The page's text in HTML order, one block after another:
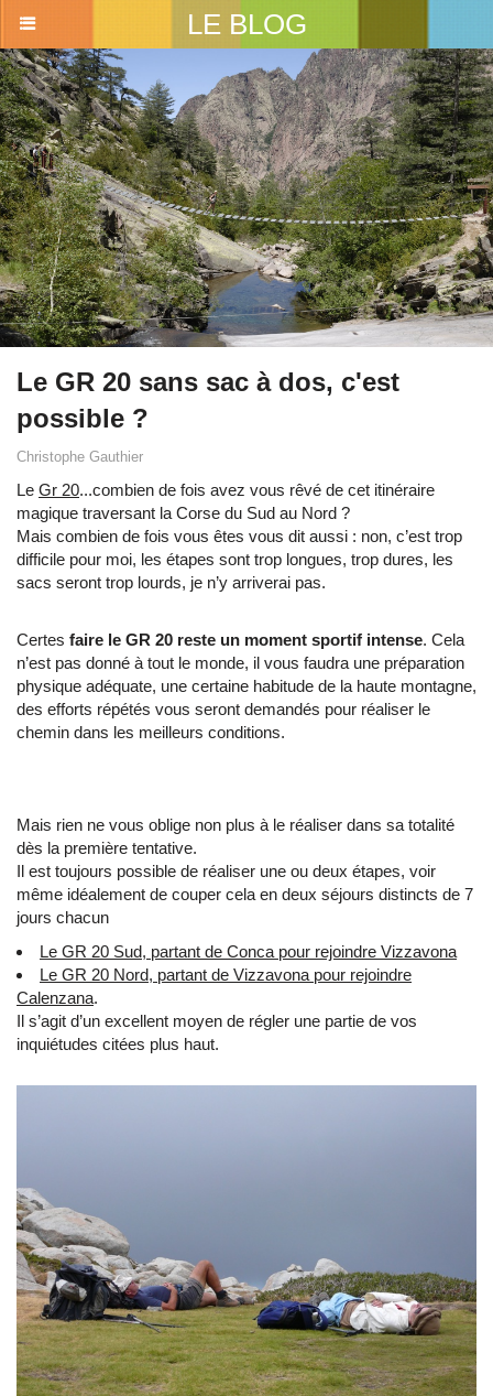
LE BLOG
Le GR 20 sans sac à dos, c'est
possible ?
Christophe Gauthier
Le Gr 20...combien de fois avez vous rêvé de cet itinéraire
magique traversant la Corse du Sud au Nord ?
Mais combien de fois vous êtes vous dit aussi : non, c’est trop
difficile pour moi, les étapes sont trop longues, trop dures, les
sacs seront trop lourds, je n’y arriverai pas.
Certes faire le GR 20 reste un moment sportif intense. Cela
n’est pas donné à tout le monde, il vous faudra une préparation
physique adéquate, une certaine habitude de la haute montagne,
des efforts répétés vous seront demandés pour réaliser le
chemin dans les meilleurs conditions.
Mais rien ne vous oblige non plus à le réaliser dans sa totalité
dès la première tentative.
Il est toujours possible de réaliser une ou deux étapes, voir
même idéalement de couper cela en deux séjours distincts de 7
jours chacun
Le GR 20 Sud, partant de Conca pour rejoindre Vizzavona
Le GR 20 Nord, partant de Vizzavona pour rejoindre
Calenzana.
Il s’agit d’un excellent moyen de régler une partie de vos
inquiétudes citées plus haut.